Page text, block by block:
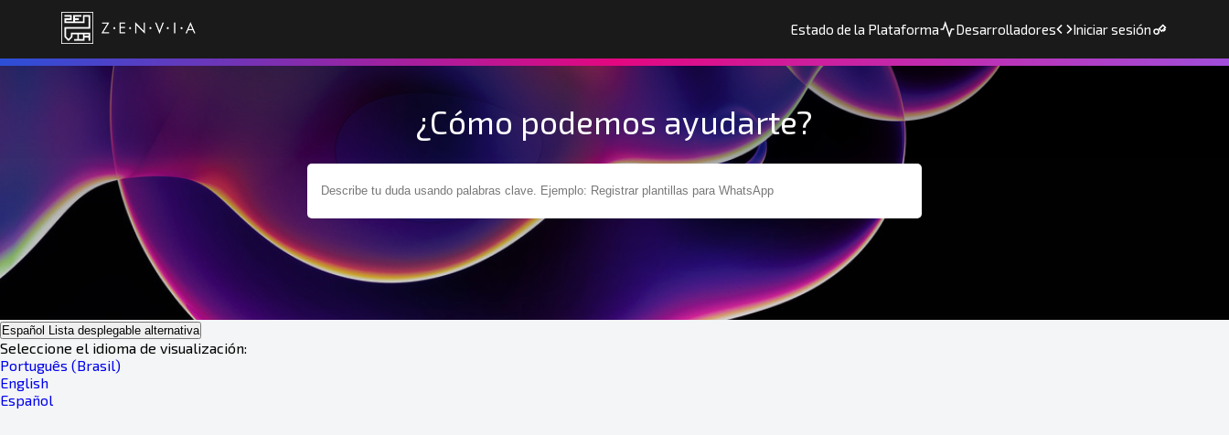
Estado de la Plataforma Desarrolladores Iniciar sesión
¿Cómo podemos ayudarte?
Español Lista desplegable alternativa
Seleccione el idioma de visualización:
Português (Brasil)
English
Español